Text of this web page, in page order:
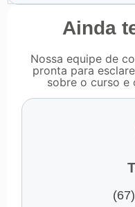
Ainda
Nossa equipe de
pronta para
sobre o curso e